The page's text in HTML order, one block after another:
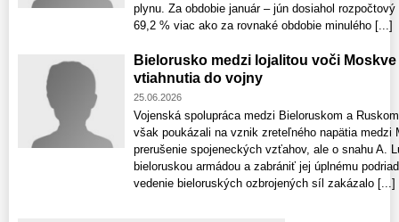
plynu. Za obdobie január – jún dosiahol
69,2 % viac ako za rovnaké obdobie minulého [...]
Bielorusko medzi lojalitou voči
vtiahnutia do vojny
25.06.2026
Vojenská spolupráca medzi Bieloruskom a
však poukázali na vznik zreteľného napätia medzi
prerušenie spojeneckých vzťahov, ale o snahu A.
bieloruskou armádou a zabrániť jej úplnému
vedenie bieloruských ozbrojených síl zakázalo [...]